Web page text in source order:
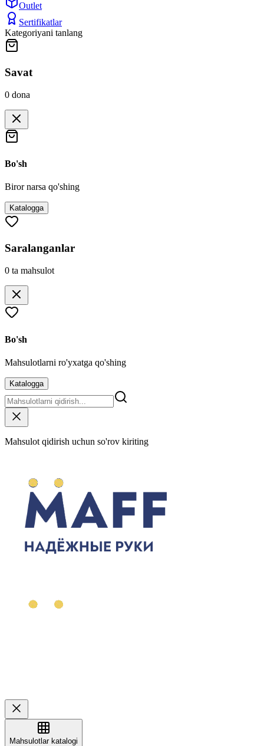
Outlet
Sertifikatlar
Kategoriyani tanlang
Savat
0 dona
Bo'sh
Biror narsa qo'shing
Katalogga
Saralanganlar
0 ta mahsulot
Bo'sh
Mahsulotlarni ro'yxatga qo'shing
Katalogga
Mahsulot qidirish uchun so'rov kiriting
Mahsulotlar katalogi